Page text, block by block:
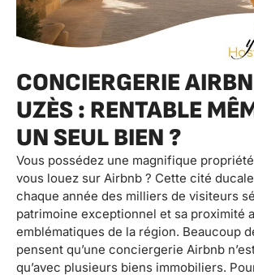
CONCIERGERIE
UZÈS : RENTABLE
UN SEUL BIEN ?
Vous possédez une magnifique
vous louez sur Airbnb ? Cette cité
chaque année des milliers de visiteurs
patrimoine exceptionnel et sa proximité
emblématiques de la région. Beaucoup
pensent qu’une conciergerie Airbnb
qu’avec plusieurs biens immobiliers.